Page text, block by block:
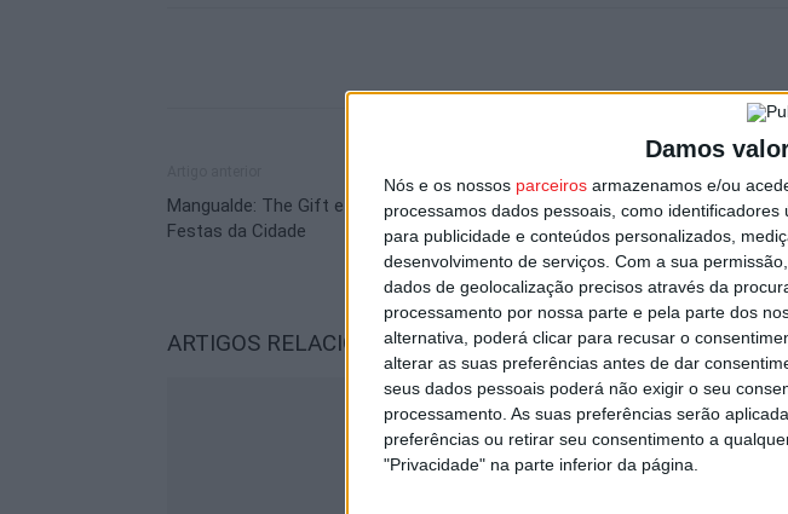
Damos
Nós e os nossos parceiros armazenamos e/ou
processamos dados pessoais, como
para publicidade e conteúdos personalizados,
desenvolvimento de serviços. Com a sua
dados de geolocalização precisos através da
processamento por nossa parte e pela parte dos
alternativa, poderá clicar para recusar o
alterar as suas preferências antes de dar
seus dados pessoais poderá não exigir o seu
processamento. As suas preferências serão
preferências ou retirar seu consentimento a
"Privacidade" na parte inferior da página.
Mangualde: The Gift e Carlão no programa das
Festas da Cidade
Mangualde:
ARTIGOS RELACIONADOSMais do autor